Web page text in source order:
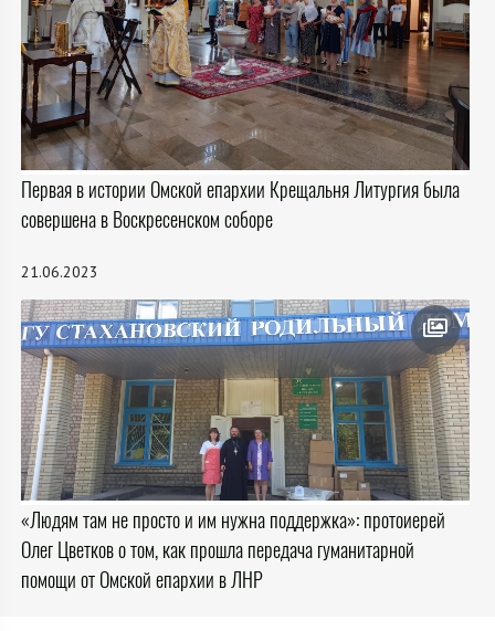
Первая в истории Омской епархии Крещальня Литургия была
совершена в Воскресенском соборе
21.06.2023
«Людям там не просто и им нужна поддержка»: протоиерей
Олег Цветков о том, как прошла передача гуманитарной
помощи от Омской епархии в ЛНР